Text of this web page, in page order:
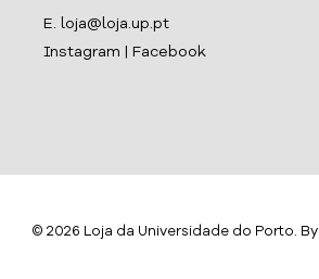
E. loja@loja.up.pt
Instagram
Facebook
© 2026 Loja da Universidade do Porto. By